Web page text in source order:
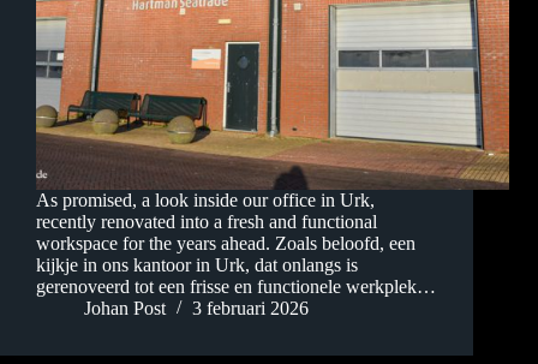
As promised, a look inside our office in Urk,
recently renovated into a fresh and functional
workspace for the years ahead. Zoals beloofd, een
kijkje in ons kantoor in Urk, dat onlangs is
gerenoveerd tot een frisse en functionele werkplek…
Johan Post
3 februari 2026